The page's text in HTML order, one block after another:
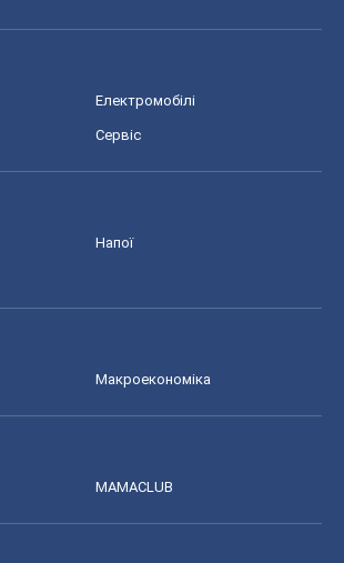
Електромобілі
Сервіс
Напої
Макроекономіка
MAMACLUB